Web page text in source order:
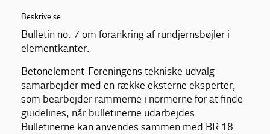
Beskrivelse
Bulletin no. 7 om forankring af rundjernsbøjler i
elementkanter.
Betonelement-Foreningens tekniske udvalg
samarbejder med en række eksterne eksperter,
som bearbejder rammerne i normerne for at finde
guidelines, når bulletinerne udarbejdes.
Bulletinerne kan anvendes sammen med BR 18